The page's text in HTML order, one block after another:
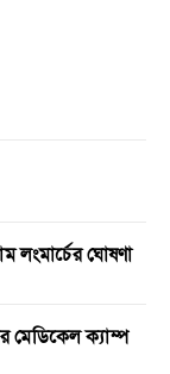
লংমার্চের ঘোষণা
মেডিকেল ক্যাম্প